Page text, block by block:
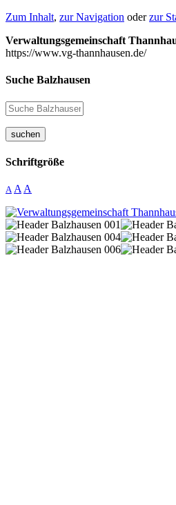
Zum Inhalt, zur Navigation oderzur
Verwaltungsgemeinschaft
https://www.vg-thannhausen.de/
Suche Balzhausen
suchen
Schriftgröße
A A A